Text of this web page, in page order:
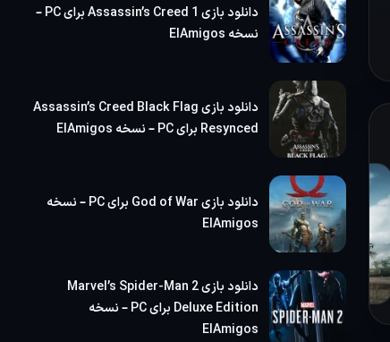
دانلود بازی Assassin’s Creed 1 برای PC –
نسخه ElAmigos
دانلود بازی Assassin’s Creed Black Flag
Resynced برای PC – نسخه ElAmigos
دانلود بازی God of War برای PC – نسخه
ElAmigos
دانلود بازی Marvel’s Spider-Man 2
Deluxe Edition برای PC – نسخه
ElAmigos